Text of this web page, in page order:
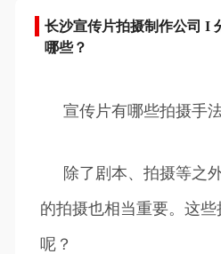
长沙宣传片拍摄制作公司 I
哪些？
宣传片有哪些拍摄手
除了剧本、拍摄等之
的拍摄也相当重要。这
呢？